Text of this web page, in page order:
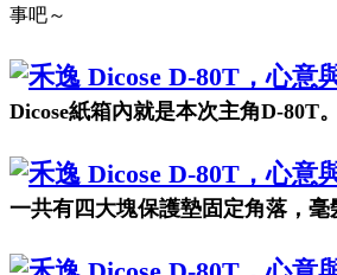
事吧～
Dicose紙箱內就是本次主角D-80T。
一共有四大塊保護墊固定角落，毫